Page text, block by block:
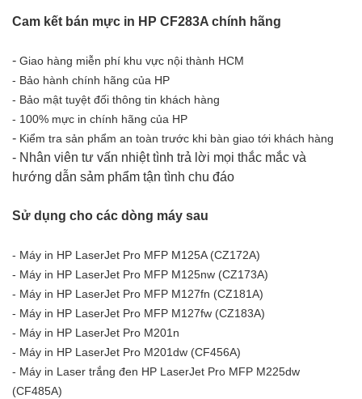
Cam kết bán mực in HP CF283A chính hãng
- Giao hàng miễn phí khu vực nội thành HCM
- Bảo hành chính hãng của HP
- Bảo mật tuyệt đối thông tin khách hàng
- 100% mực in chính hãng của HP
- Kiểm tra sản phẩm an toàn trước khi bàn giao tới khách hàng
- Nhân viên tư vấn nhiệt tình trả lời mọi thắc mắc và
hướng dẫn sảm phẩm tận tình chu đáo
Sử dụng cho các dòng máy sau
- Máy in HP LaserJet Pro MFP M125A (CZ172A)
- Máy in HP LaserJet Pro MFP M125nw (CZ173A)
- Máy in HP LaserJet Pro MFP M127fn (CZ181A)
- Máy in HP LaserJet Pro MFP M127fw (CZ183A)
- Máy in HP LaserJet Pro M201n
- Máy in HP LaserJet Pro M201dw (CF456A)
- Máy in Laser trắng đen HP LaserJet Pro MFP M225dw
(CF485A)